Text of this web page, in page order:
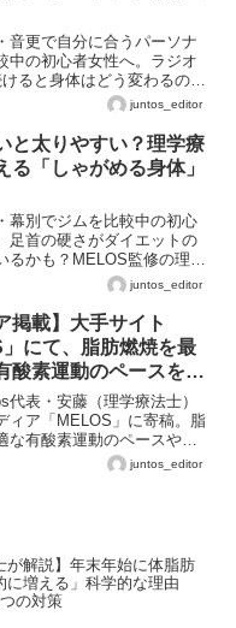
音更で自分に合うパーソナ
中の初心者女性へ。ラジオ
ると身体はどう変わるの
士がMELOS記事とともに詳
juntos_editor
と太りやすい？理学療
る「しゃがめる身体」
幕別でジムを比較中の初心
足首の硬さがダイエットの
るかも？MELOS監修の理学
日3分で変わる足首ストレッ
juntos_editor
掲載】大手サイト
」にて、脂肪燃焼を最
酸素運動のペースを解
代表・安藤（理学療法士）
ィア「MELOS」に寄稿。脂
な有酸素運動のペースや心
、医学的視点で詳しく解
痩せたい初心者の方は必見
juntos_editor
が解説】年末年始に体脂肪
に増える」科学的な理由
の対策